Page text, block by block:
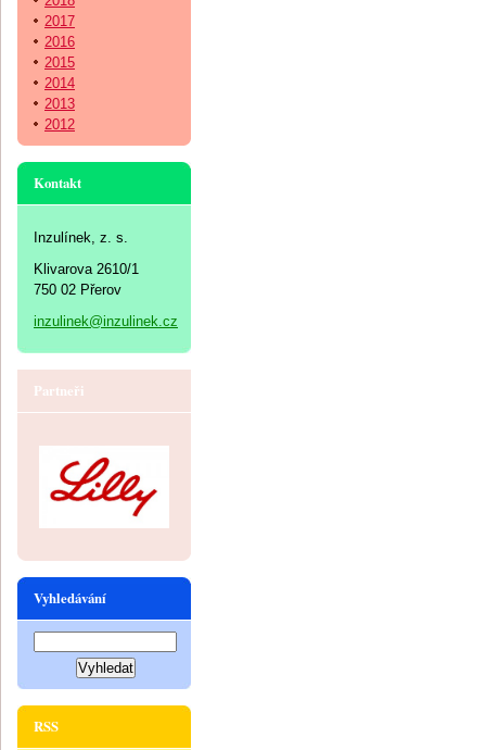
2017
2016
2015
2014
2013
2012
Kontakt
Inzulínek, z. s.
Klivarova 2610/1
750 02 Přerov
inzulinek@inzulinek.cz
Partneři
Vyhledávání
RSS